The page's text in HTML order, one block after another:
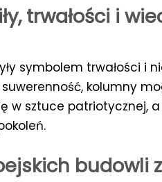
trwałości i
symbolem trwałości i
kolumny
w sztuce
budowli